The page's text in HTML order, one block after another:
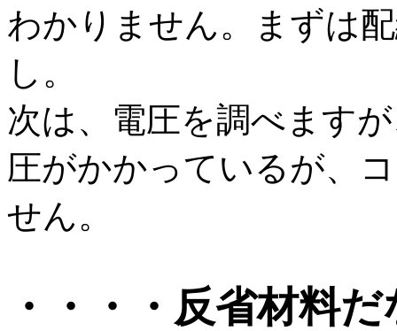
わかりません。まずは
し。
次は、電圧を調べます
圧がかかっているが、
せん。
・・・・反省材料